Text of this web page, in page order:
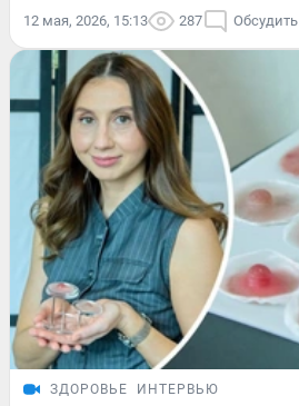
12 мая, 2026, 15:13 287 Обсудить
ЗДОРОВЬЕ ИНТЕРВЬЮ